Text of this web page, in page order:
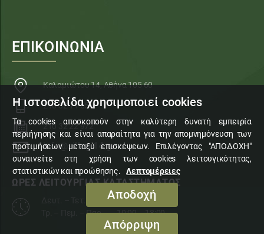
ΕΠΙΚΟΙΝΩΝΙΑ
Καλαμιώτου 14, Αθήνα 105 60
210 32 11 553
210 32 22 972
info@sillogi14.gr
ΩΡΕΣ ΛΕΙΤΟΥΡΓΙΑΣ ΚΑΤΑΣΤΗΜΑΤΟΣ
Δευτ. – Τετ. – Σάβ.
10:00 – 15:00
Τρ. – Πεμ. – Παρ.
10:00 – 18:00
Η ιστοσελίδα χρησιμοποιεί cookies
Τα cookies αποσκοπούν στην καλύτερη δυνατή εμπειρία
περιήγησης και είναι απαραίτητα για την απομνημόνευση των
προτιμήσεων μεταξύ επισκέψεων. Επιλέγοντας "ΑΠΟΔΟΧΗ"
συναινείτε στη χρήση των cookies λειτουγικότητας,
στατιστικών και προώθησης.
Λεπτομέρειες
Αποδοχή
Απόρριψη